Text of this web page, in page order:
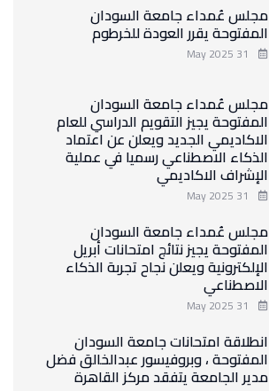
مجلس عُمداء جامعة السودان
المفتوحة يقرر العودة للخرطوم
مجلس عُمداء جامعة السودان
المفتوحة يجيز التقويم الدراسي للعام
الاكاديمي الجديد ويعلن عن اعتماد
الذكاء الاصطناعي رسميا في عملية
الإشراف الاكاديمي
مجلس عُمداء جامعة السودان
المفتوحة يجيز نتائج امتحانات أبريل
الإلكترونية ويعلن نجاح تجربة الذكاء
الاصطناعي
انطلاقة امتحانات جامعة السودان
المفتوحة ، وبروفيسور عبدالخالق فضل
مدير الجامعة يتفقد مركز القاهرة